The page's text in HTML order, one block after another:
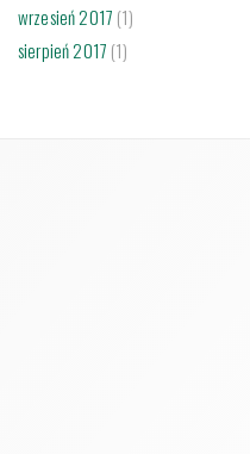
wrzesień 2017 (1)
sierpień 2017 (1)